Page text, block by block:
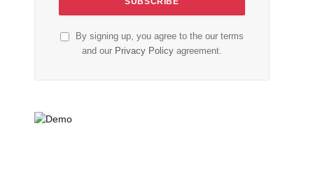
By signing up, you agree to the our terms
and our Privacy Policy agreement.